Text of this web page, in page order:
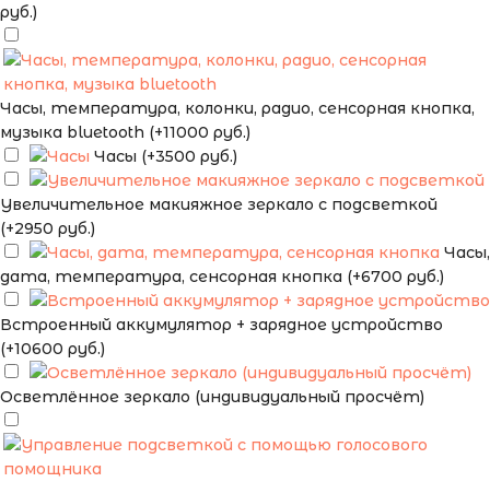
руб.)
Часы, температура, колонки, радио, сенсорная кнопка,
музыка bluetooth (+11000 руб.)
Часы (+3500 руб.)
Увеличительное макияжное зеркало с подсветкой
(+2950 руб.)
Часы,
дата, температура, сенсорная кнопка (+6700 руб.)
Встроенный аккумулятор + зарядное устройство
(+10600 руб.)
Осветлённое зеркало (индивидуальный просчёт)